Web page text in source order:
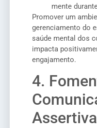
mente
Promover um
gerenciamento do
saúde mental dos
impacta
engajamento.
4.
Assertiva